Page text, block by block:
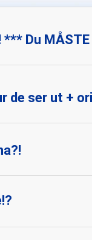
! *** Du
de ser ut +